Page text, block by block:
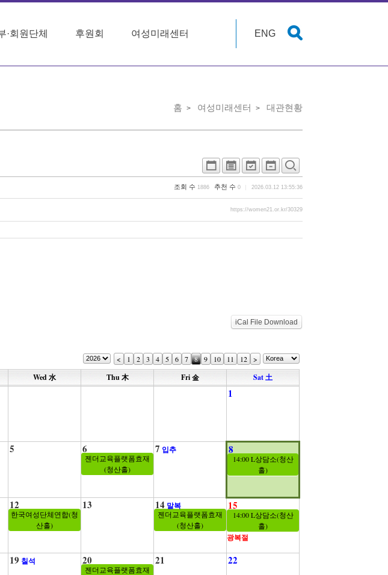
·회원단체 후원회 여성미래센터 ENG
홈 여성미래센터 대관현황
조회 수 1886 추천 수 0 2026.03.12 13:55:36
https://women21.or.kr/30329
iCal File Download
< 1 2 3 4 5 6 7 8 9 10 11 12 >
Wed 水 Thu 木 Fri 金 Sat 土
1
5 6
젠더교육플랫폼효재
(청산홀)
7 입추 8
14:00 L상담소(청산
홀)
12
한국여성단체연합(청
산홀)
13 14 말복
젠더교육플랫폼효재
(청산홀)
15
14:00 L상담소(청산
홀)
광복절
19 칠석 20
젠더교육플랫폼효재
21 22